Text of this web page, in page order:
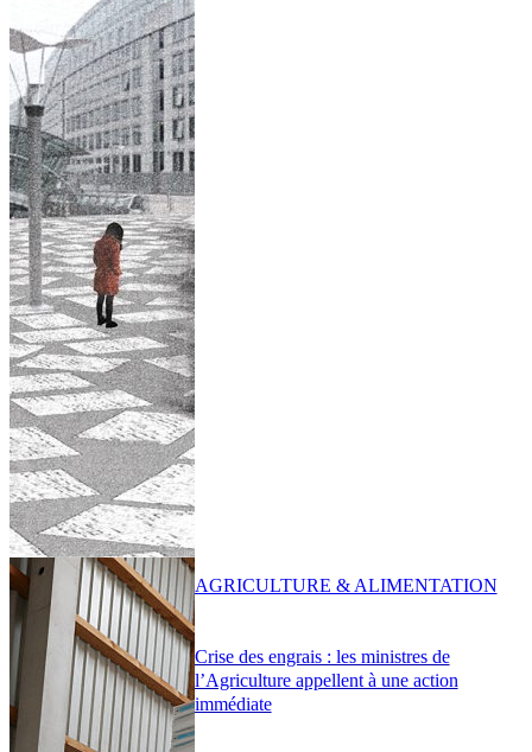
Crise des engrais : les ministres de
l’Agriculture appellent à une action
immédiate
AGRICULTURE & ALIMENTATION